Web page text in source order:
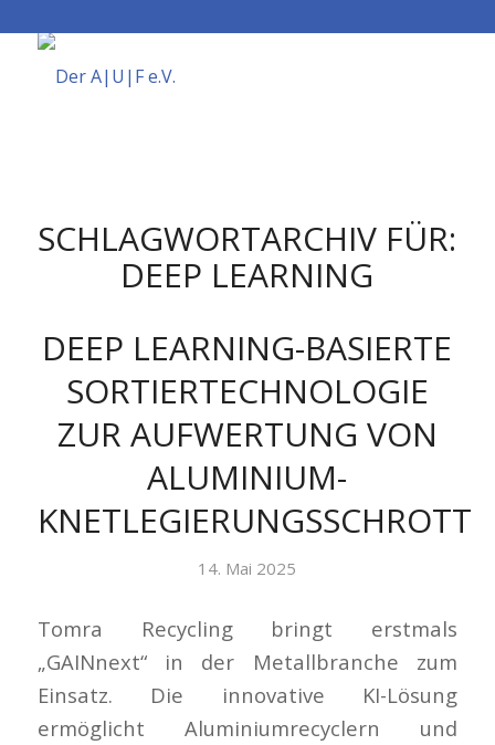
SCHLAGWORTARCHIV FÜR:
DEEP LEARNING
DEEP LEARNING-BASIERTE
SORTIERTECHNOLOGIE
ZUR AUFWERTUNG VON
ALUMINIUM-
KNETLEGIERUNGSSCHROTT
14. Mai 2025
Tomra Recycling bringt erstmals
„GAINnext“ in der Metallbranche zum
Einsatz. Die innovative KI-Lösung
ermöglicht Aluminiumrecyclern und